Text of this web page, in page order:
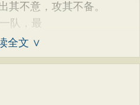
其不意，攻其不备。
队，最
全文 ∨